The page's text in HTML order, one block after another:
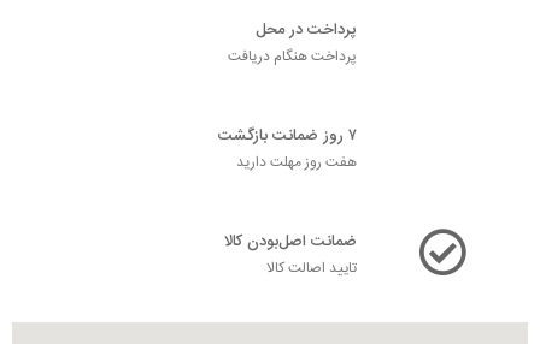
پرداخت در محل
پرداخت هنگام دریافت
هفت روز مهلت دارید
ضمانت اصل‌بودن کالا
تایید اصالت کالا